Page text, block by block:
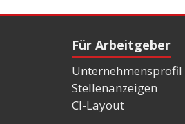
Für Arbeitgeber
Unternehmensprofil
Stellenanzeigen
CI-Layout